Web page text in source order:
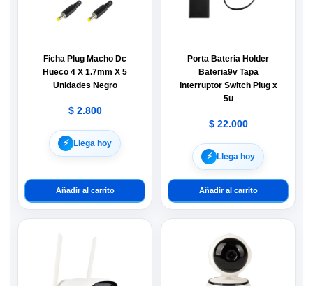
Ficha Plug Macho Dc
Hueco 4 X 1.7mm X 5
Unidades Negro
$2.800
⚡︎ Llega hoy
Añadir al carrito
Porta Bateria Holder
Bateria9v Tapa
Interruptor Switch Plug x
5u
$22.000
⚡︎ Llega hoy
Añadir al carrito